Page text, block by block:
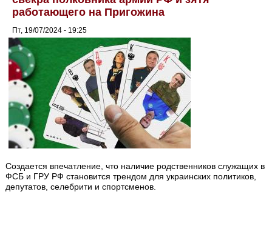
работающего на Пригожина
Пт, 19/07/2024 - 19:25
Создается впечатление, что наличие родственников служащих в
ФСБ и ГРУ РФ становится трендом для украинских политиков,
депутатов, селебрити и спортсменов.